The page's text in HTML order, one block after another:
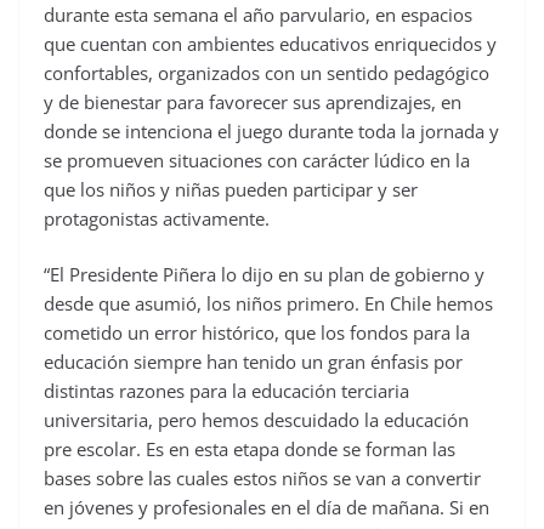
durante esta semana el año parvulario, en espacios
que cuentan con ambientes educativos enriquecidos y
confortables, organizados con un sentido pedagógico
y de bienestar para favorecer sus aprendizajes, en
donde se intenciona el juego durante toda la jornada y
se promueven situaciones con carácter lúdico en la
que los niños y niñas pueden participar y ser
protagonistas activamente.
“El Presidente Piñera lo dijo en su plan de gobierno y
desde que asumió, los niños primero. En Chile hemos
cometido un error histórico, que los fondos para la
educación siempre han tenido un gran énfasis por
distintas razones para la educación terciaria
universitaria, pero hemos descuidado la educación
pre escolar. Es en esta etapa donde se forman las
bases sobre las cuales estos niños se van a convertir
en jóvenes y profesionales en el día de mañana. Si en